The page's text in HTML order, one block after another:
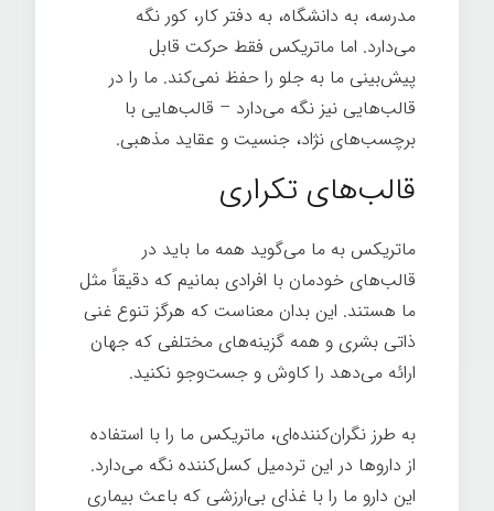
مدرسه، به دانشگاه، به دفتر کار، کور نگه
می‌دارد. اما ماتریکس فقط حرکت قابل
پیش‌بینی ما به جلو را حفظ نمی‌کند. ما را در
قالب‌هایی نیز نگه می‌دارد – قالب‌هایی با
برچسب‌های نژاد، جنسیت و عقاید مذهبی.
قالب‌های تکراری
ماتریکس به ما می‌گوید همه ما باید در
قالب‌های خودمان با افرادی بمانیم که دقیقاً مثل
ما هستند. این بدان معناست که هرگز تنوع غنی
ذاتی بشری و همه گزینه‌های مختلفی که جهان
ارائه می‌دهد را کاوش و جست‌وجو نکنید.
به طرز نگران‌کننده‌ای، ماتریکس ما را با استفاده
از داروها در این تردمیل کسل‌کننده نگه می‌دارد.
این دارو ما را با غذای بی‌ارزشی که باعث بیماری